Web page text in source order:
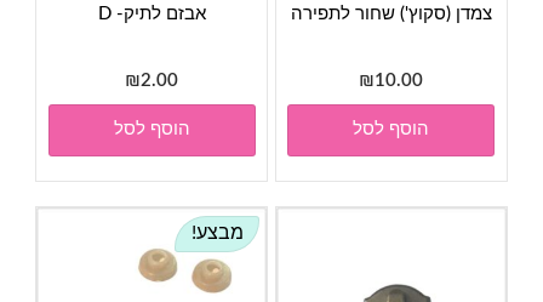
צמדן (סקוץ') שחור לתפירה
₪10.00
הוסף לסל
אבזם לתיק- D
₪2.00
הוסף לסל
מבצע!